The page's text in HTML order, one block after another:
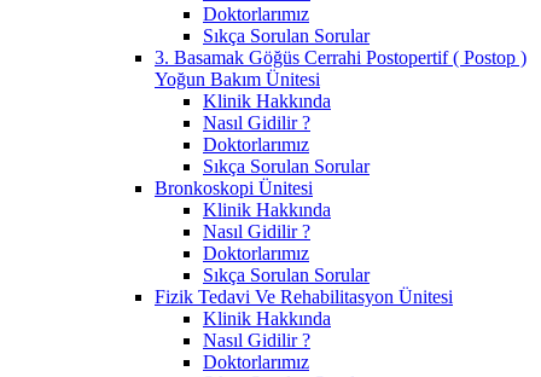
Doktorlarımız
Sıkça Sorulan Sorular
3. Basamak Göğüs Cerrahi Postopertif ( Postop )
Yoğun Bakım Ünitesi
Klinik Hakkında
Nasıl Gidilir ?
Doktorlarımız
Sıkça Sorulan Sorular
Bronkoskopi Ünitesi
Klinik Hakkında
Nasıl Gidilir ?
Doktorlarımız
Sıkça Sorulan Sorular
Fizik Tedavi Ve Rehabilitasyon Ünitesi
Klinik Hakkında
Nasıl Gidilir ?
Doktorlarımız